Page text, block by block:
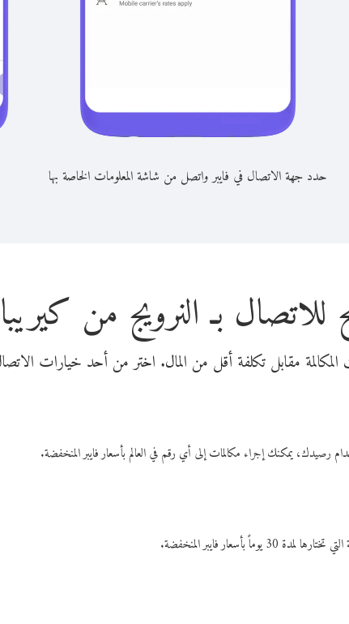
حدد جهة الاتصال في فايبر واتصل من شاشة المعلومات الخاصة بها
للاتصال بـ النرويج من